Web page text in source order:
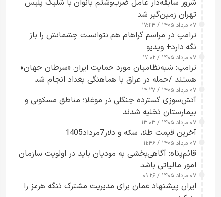
شرور سابقه‌دار عامل ضرب‌وشتم بانوان با شلیک پلیس
تهران زمین‌گیر شد
۰۷ مرداد ۱۴۰۵ / ۱۷:۲۴
ترامپ در مراسم گراهام هم نتوانست چشمانش را باز
نگه دارد+ ویدیو
۰۷ مرداد ۱۴۰۵ / ۱۷:۰۲
ترامپ: شبه‌نظامیان مورد حمایت ایران «سرطان جهان»
هستند /حمله در عراق با هماهنگی بغداد انجام شد
۰۷ مرداد ۱۴۰۵ / ۱۴:۲۷
آتش‌سوزی گسترده جنگلی در موغلا؛ مناطق مسکونی و
بیمارستان تخلیه شدند
۰۷ مرداد ۱۴۰۵ / ۱۳:۰۳
آخرین قیمت طلا، سکه و دلار7مرداد1405
۰۷ مرداد ۱۴۰۵ / ۱۱:۴۶
قائم‌پناه: آگاهی‌بخشی به مودیان باید در اولویت سازمان
امور مالیاتی باشد
۰۷ مرداد ۱۴۰۵ / ۰۹:۲۶
ایران پیشنهاد عمان برای مدیریت مشترک تنگه هرمز را